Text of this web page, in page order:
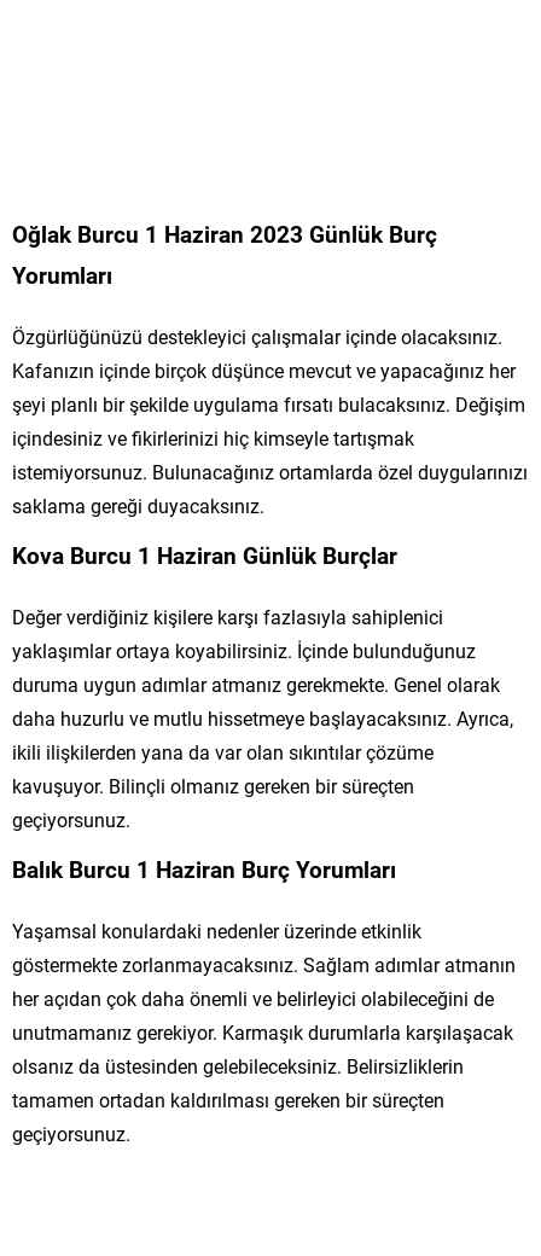
Oğlak Burcu 1 Haziran 2023 Günlük Burç
Yorumları
Özgürlüğünüzü destekleyici çalışmalar içinde olacaksınız.
Kafanızın içinde birçok düşünce mevcut ve yapacağınız her
şeyi planlı bir şekilde uygulama fırsatı bulacaksınız. Değişim
içindesiniz ve fikirlerinizi hiç kimseyle tartışmak
istemiyorsunuz. Bulunacağınız ortamlarda özel duygularınızı
saklama gereği duyacaksınız.
Kova Burcu 1 Haziran Günlük Burçlar
Değer verdiğiniz kişilere karşı fazlasıyla sahiplenici
yaklaşımlar ortaya koyabilirsiniz. İçinde bulunduğunuz
duruma uygun adımlar atmanız gerekmekte. Genel olarak
daha huzurlu ve mutlu hissetmeye başlayacaksınız. Ayrıca,
ikili ilişkilerden yana da var olan sıkıntılar çözüme
kavuşuyor. Bilinçli olmanız gereken bir süreçten
geçiyorsunuz.
Balık Burcu 1 Haziran Burç Yorumları
Yaşamsal konulardaki nedenler üzerinde etkinlik
göstermekte zorlanmayacaksınız. Sağlam adımlar atmanın
her açıdan çok daha önemli ve belirleyici olabileceğini de
unutmamanız gerekiyor. Karmaşık durumlarla karşılaşacak
olsanız da üstesinden gelebileceksiniz. Belirsizliklerin
tamamen ortadan kaldırılması gereken bir süreçten
geçiyorsunuz.